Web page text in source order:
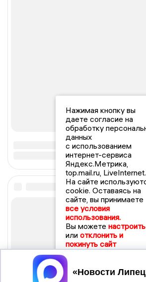
Нажимая кнопку вы
даете согласие на
обработку
данных
с использованием
интернет-сервиса
Яндекс.Метрика,
top.mail.ru, LiveInternet.
На сайте
cookie. Оставаясь на
сайте, вы принимаете
все условия
использования.
Вы можете настроить
или отклонить и
покинуть сайт
Принять